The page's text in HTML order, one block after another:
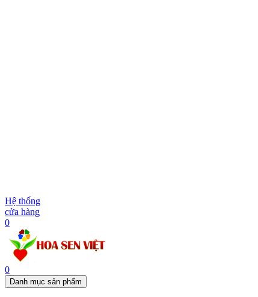
Hệ thống
cửa hàng
0
0
Danh mục sản phẩm